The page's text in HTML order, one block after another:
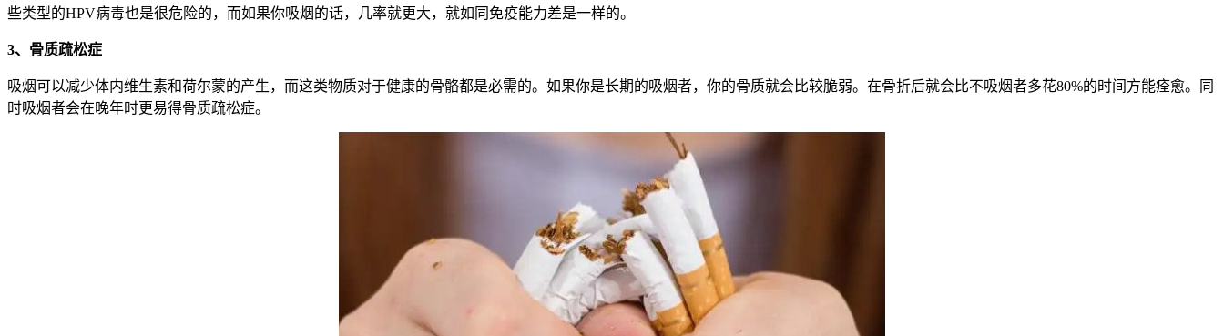
些类型的HPV病毒也是很危险的，而如果你吸烟的话，几率就更大，就如同免疫能力差是一样的。
3、骨质疏松症
吸烟可以减少体内维生素和荷尔蒙的产生，而这类物质对于健康的骨骼都是必需的。如果你是长期的吸烟者，你的骨质就会比较脆弱。在骨折后就会比不吸烟者多花80%的时间方能痊愈。同
时吸烟者会在晚年时更易得骨质疏松症。